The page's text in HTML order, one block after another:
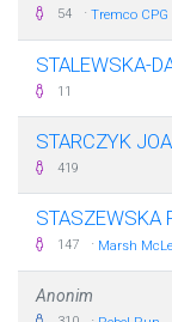
54 · Tremco CPG
STALEWSKA-
11
STARCZYK
419
STASZEWSKA
147 · Marsh
Anonim